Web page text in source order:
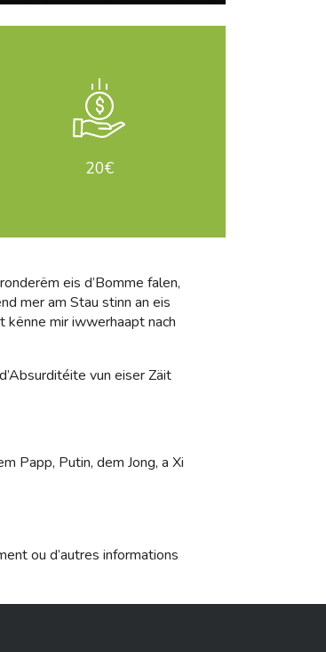
20€
eis d’Bomme falen,
mer am Stau stinn an eis
kënne mir iwwerhaapt nach
vun eiser Zäit
Papp, Putin, dem Jong, a Xi
ou d’autres informations